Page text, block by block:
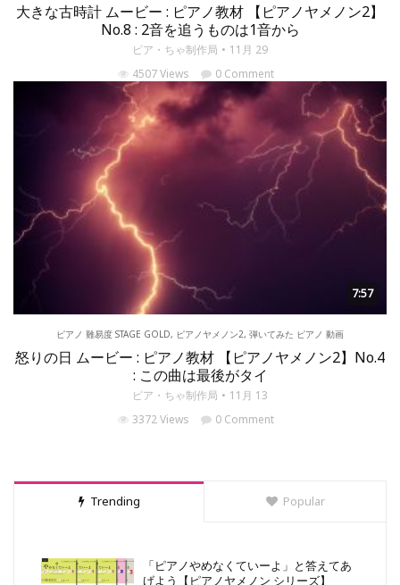
大きな古時計 ムービー : ピアノ教材 【ピアノヤメノン2】
No.8 : 2音を追うものは1音から
ピア・ちゃ制作局
11月 29
4507 Views
0 Comment
7:57
ピアノ 難易度 STAGE GOLD, ピアノヤメノン2, 弾いてみた ピアノ 動画
怒りの日 ムービー : ピアノ教材 【ピアノヤメノン2】No.4
: この曲は最後がタイ
ピア・ちゃ制作局
11月 13
3372 Views
0 Comment
Trending Popular
「ピアノやめなくていーよ」と答えてあ
げよう【ピアノヤメノン シリーズ】